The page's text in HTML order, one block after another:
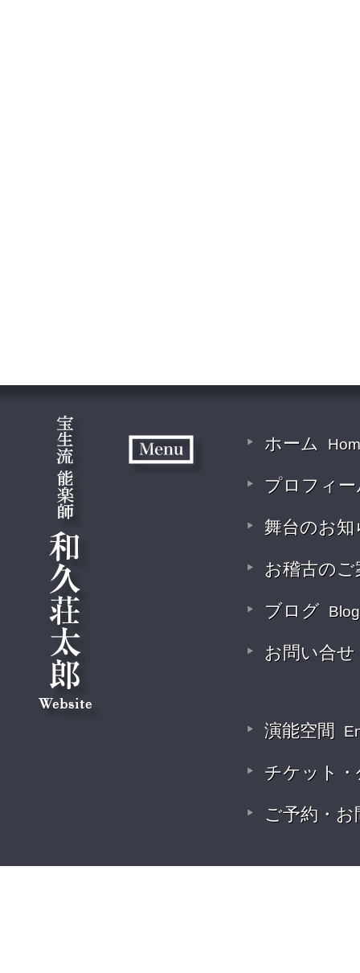
ホーム
プロフィ
舞台のお
お稽古の
ブログ Blog
お問い合せ
演能空間
チケット
ご予約・